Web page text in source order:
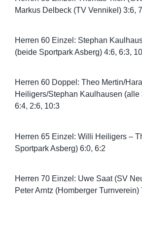
Markus Delbeck (TV Vennikel) 3:6,
Herren 60 Einzel: Stephan
(beide Sportpark Asberg) 4:6, 6:3,
Herren 60 Doppel: Theo Mertin/
Heiligers/Stephan Kaulhausen (alle
6:4, 2:6, 10:3
Herren 65 Einzel: Willi Heiligers –
Sportpark Asberg) 6:0, 6:2
Herren 70 Einzel: Uwe Saat (SV
Peter Arntz (Homberger Turnverein)